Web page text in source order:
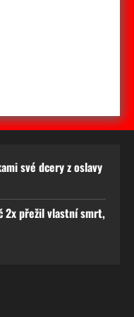
své dcery z oslavy
2x přežil vlastní smrt,